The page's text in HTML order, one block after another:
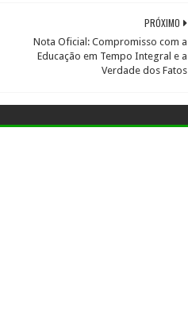
PRÓXIMO
Nota Oficial: Compromisso com a
Educação em Tempo Integral e a
Verdade dos Fatos